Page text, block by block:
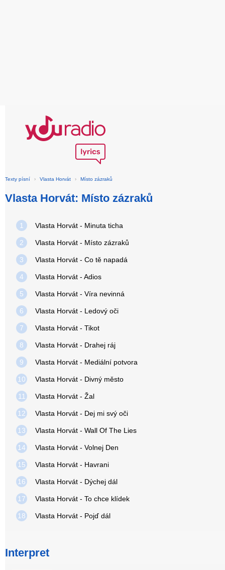
Texty písní › Vlasta Horvát › Místo zázraků
Vlasta Horvát: Místo zázraků
1 Vlasta Horvát - Minuta ticha
2 Vlasta Horvát - Místo zázraků
3 Vlasta Horvát - Co tě napadá
4 Vlasta Horvát - Adios
5 Vlasta Horvát - Víra nevinná
6 Vlasta Horvát - Ledový oči
7 Vlasta Horvát - Tikot
8 Vlasta Horvát - Drahej ráj
9 Vlasta Horvát - Mediální potvora
10 Vlasta Horvát - Divný město
11 Vlasta Horvát - Žal
12 Vlasta Horvát - Dej mi svý oči
13 Vlasta Horvát - Wall Of The Lies
14 Vlasta Horvát - Volnej Den
15 Vlasta Horvát - Havrani
16 Vlasta Horvát - Dýchej dál
17 Vlasta Horvát - To chce klídek
18 Vlasta Horvát - Pojď dál
Interpret